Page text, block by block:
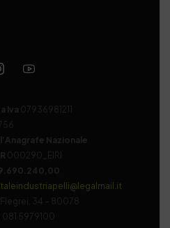
Iva 07936981211
Nazionale
000290_EIRI
Flegrei, 34 – 80078
5979100